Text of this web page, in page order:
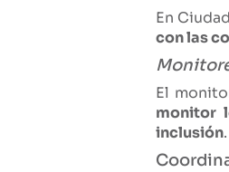
En
con las
El
monitor
inclusión